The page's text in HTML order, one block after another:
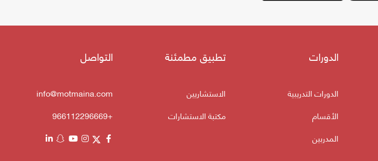
الدورات
الدورات التدريبية
الأقسام
المدربين
تطبيق مطمئنة
الاستشاريين
مكتبة الاستشارات
التواصل
info@motmaina.com
+966112296669